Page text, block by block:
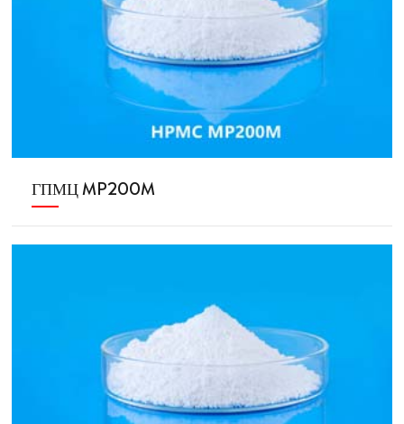
ГПМЦ MP200M